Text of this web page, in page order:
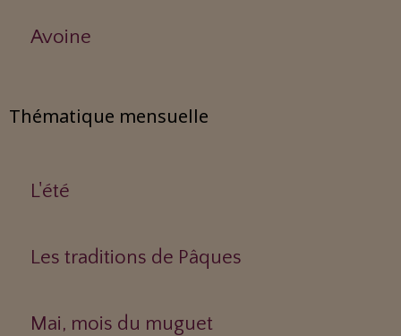
Avoine
Thématique mensuelle
L'été
Les traditions de Pâques
Mai, mois du muguet